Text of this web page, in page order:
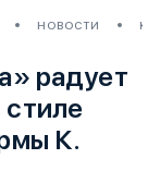
НОВОСТИ
радует
К.